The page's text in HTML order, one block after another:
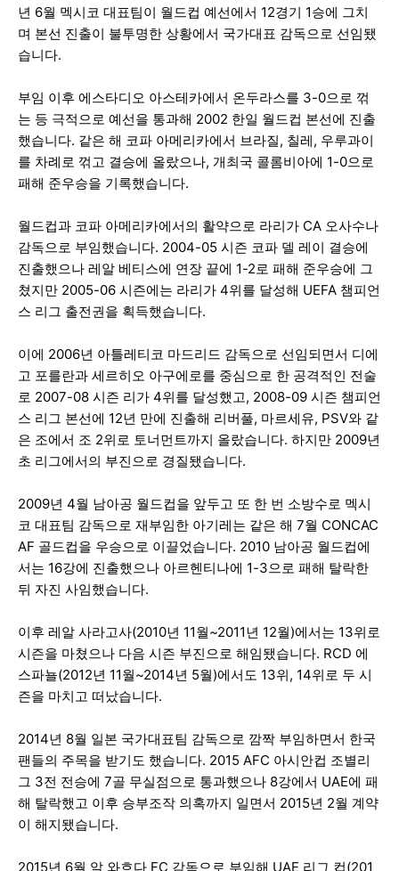
년 6월 멕시코 대표팀이 월드컵 예선에서 12경기 1승에 그치
며 본선 진출이 불투명한 상황에서 국가대표 감독으로 선임됐
습니다.
부임 이후 에스타디오 아스테카에서 온두라스를 3-0으로 꺾
는 등 극적으로 예선을 통과해 2002 한일 월드컵 본선에 진출
했습니다. 같은 해 코파 아메리카에서 브라질, 칠레, 우루과이
를 차례로 꺾고 결승에 올랐으나, 개최국 콜롬비아에 1-0으로
패해 준우승을 기록했습니다.
월드컵과 코파 아메리카에서의 활약으로 라리가 CA 오사수나
감독으로 부임했습니다. 2004-05 시즌 코파 델 레이 결승에
진출했으나 레알 베티스에 연장 끝에 1-2로 패해 준우승에 그
쳤지만 2005-06 시즌에는 라리가 4위를 달성해 UEFA 챔피언
스 리그 출전권을 획득했습니다.
이에 2006년 아틀레티코 마드리드 감독으로 선임되면서 디에
고 포를란과 세르히오 아구에로를 중심으로 한 공격적인 전술
로 2007-08 시즌 리가 4위를 달성했고, 2008-09 시즌 챔피언
스 리그 본선에 12년 만에 진출해 리버풀, 마르세유, PSV와 같
은 조에서 조 2위로 토너먼트까지 올랐습니다. 하지만 2009년
초 리그에서의 부진으로 경질됐습니다.
2009년 4월 남아공 월드컵을 앞두고 또 한 번 소방수로 멕시
코 대표팀 감독으로 재부임한 아기레는 같은 해 7월 CONCAC
AF 골드컵을 우승으로 이끌었습니다. 2010 남아공 월드컵에
서는 16강에 진출했으나 아르헨티나에 1-3으로 패해 탈락한
뒤 자진 사임했습니다.
이후 레알 사라고사(2010년 11월~2011년 12월)에서는 13위로
시즌을 마쳤으나 다음 시즌 부진으로 해임됐습니다. RCD 에
스파뇰(2012년 11월~2014년 5월)에서도 13위, 14위로 두 시
즌을 마치고 떠났습니다.
2014년 8월 일본 국가대표팀 감독으로 깜짝 부임하면서 한국
팬들의 주목을 받기도 했습니다. 2015 AFC 아시안컵 조별리
그 3전 전승에 7골 무실점으로 통과했으나 8강에서 UAE에 패
해 탈락했고 이후 승부조작 의혹까지 일면서 2015년 2월 계약
이 해지됐습니다.
2015년 6월 알 와흐다 FC 감독으로 부임해 UAE 리그 컵(201